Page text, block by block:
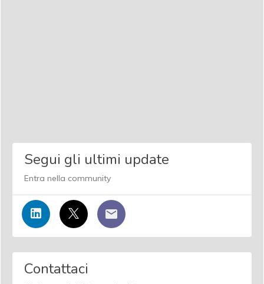
Segui gli ultimi update
Entra nella community
Contattaci